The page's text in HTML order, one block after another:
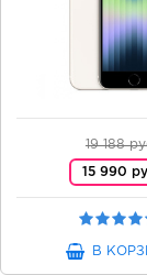
19 188
15 990
В